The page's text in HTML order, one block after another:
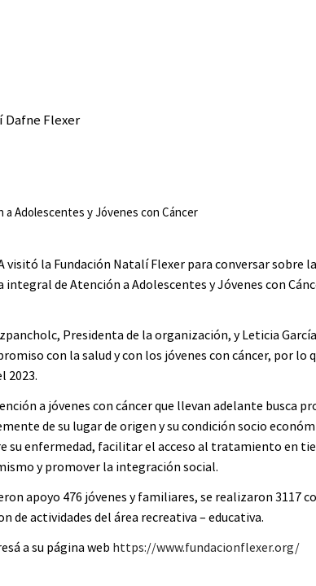
Dafne Flexer
a Adolescentes y Jóvenes con Cáncer
visitó la Fundación Natalí Flexer para conversar sobre
de Atención a Adolescentes y Jóvenes con
Presidenta de la organización, y Leticia
con la salud y con los jóvenes con cáncer, por lo
2023.
a jóvenes con cáncer que llevan adelante busca
de su lugar de origen y su condición socio
su enfermedad, facilitar el acceso al tratamiento en
y promover la integración social.
apoyo 476 jóvenes y familiares, se realizaron 3117
de actividades del área recreativa – educativa.
a su página web https://www.fundacionflexer.org/